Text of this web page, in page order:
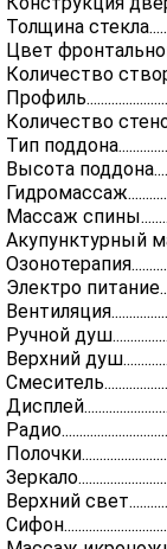
Толщина
Цвет
Количество
Количество
Тип
Высота
Массаж
Акупунктурный
Электро
Ручной
Верхний
Верхний